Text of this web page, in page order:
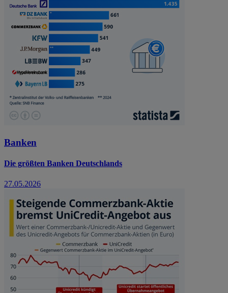
Banken
Die größten Banken Deutschlands
27.05.2026